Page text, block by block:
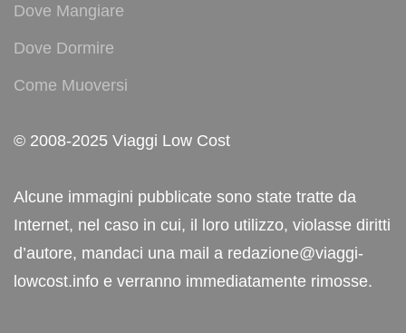
Dove Mangiare
Dove Dormire
Come Muoversi
© 2008-2025 Viaggi Low Cost
Alcune immagini pubblicate sono state tratte da
Internet, nel caso in cui, il loro utilizzo, violasse diritti
d’autore, mandaci una mail a redazione@viaggi-
lowcost.info e verranno immediatamente rimosse.